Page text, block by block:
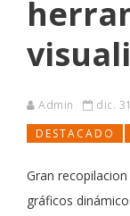
Admin dic.
DESTACADO
Gran
gráficos